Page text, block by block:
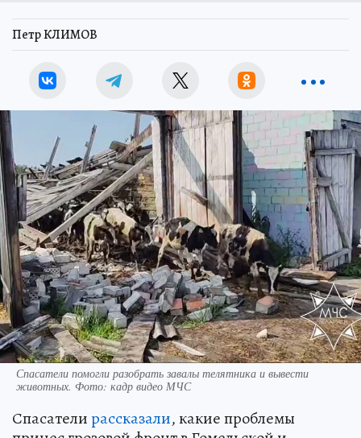
Петр КЛИМОВ
Спасатели помогли разобрать завалы телятника и вывести
животных. Фото: кадр видео МЧС
Спасателирассказали, какие проблемы